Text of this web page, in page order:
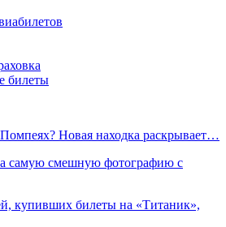
билеты
Новая находка раскрывает…
самую смешную фотографию с
купивших билеты на «Титаник»,